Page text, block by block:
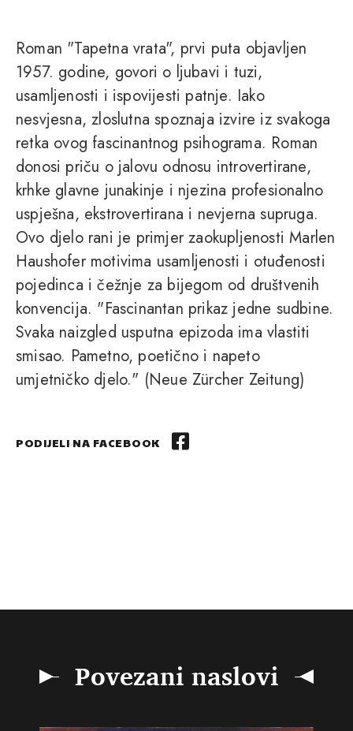
Roman "Tapetna vrata", prvi puta objavljen
1957. godine, govori o ljubavi i tuzi,
usamljenosti i ispovijesti patnje. Iako
nesvjesna, zloslutna spoznaja izvire iz svakoga
retka ovog fascinantnog psihograma. Roman
donosi priču o jalovu odnosu introvertirane,
krhke glavne junakinje i njezina profesionalno
uspješna, ekstrovertirana i nevjerna supruga.
Ovo djelo rani je primjer zaokupljenosti Marlen
Haushofer motivima usamljenosti i otuđenosti
pojedinca i čežnje za bijegom od društvenih
konvencija. "Fascinantan prikaz jedne sudbine.
Svaka naizgled usputna epizoda ima vlastiti
smisao. Pametno, poetično i napeto
umjetničko djelo." (Neue Zürcher Zeitung)
PODIJELI NA FACEBOOK
Povezani naslovi